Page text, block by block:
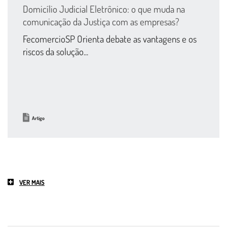
Domicílio Judicial Eletrônico: o que muda na
comunicação da Justiça com as empresas?
FecomercioSP Orienta debate as vantagens e os
riscos da solução...
Artigo
VER MAIS